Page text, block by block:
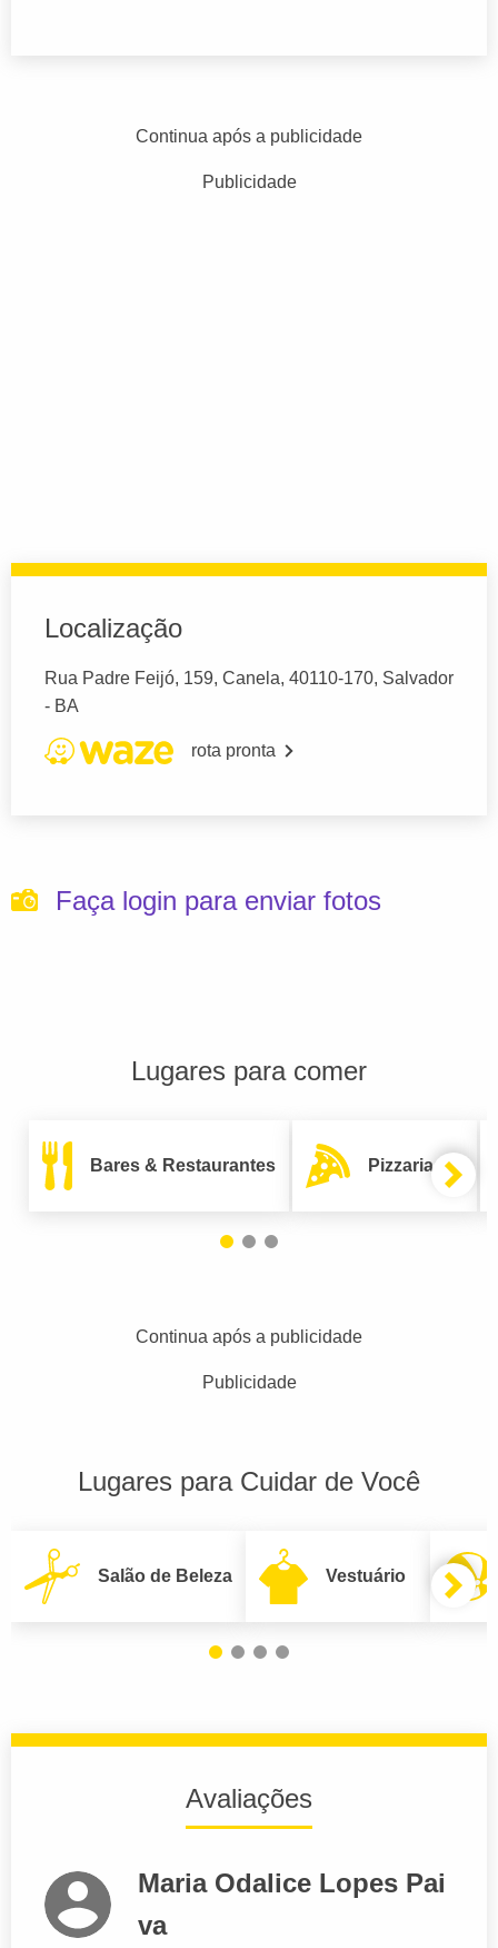
Continua após a publicidade
Publicidade
Localização
Rua Padre Feijó, 159, Canela, 40110-170, Salvador
- BA
rota pronta
Faça login para enviar fotos
Lugares para comer
Bares & Restaurantes Pizzarias
Continua após a publicidade
Publicidade
Lugares para Cuidar de Você
Salão de Beleza Vestuário
Avaliações
Maria Odalice Lopes Pai
va